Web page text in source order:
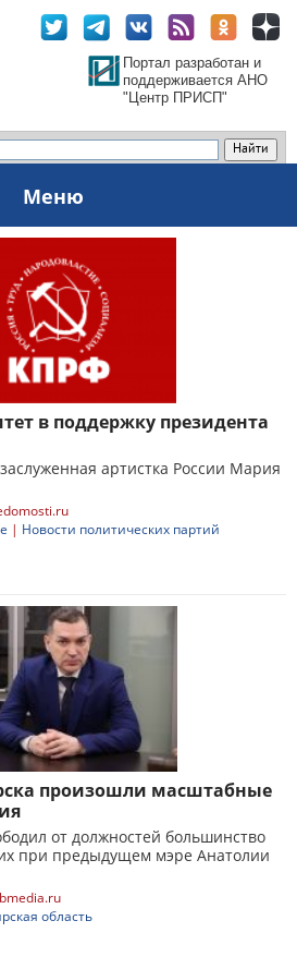
Портал разработан и
поддерживается АНО
"Центр ПРИСП"
Меню
в поддержку президента
артистка России Мария
| Новости политических партий
произошли масштабные
от должностей большинство
при предыдущем мэре Анатолии
область